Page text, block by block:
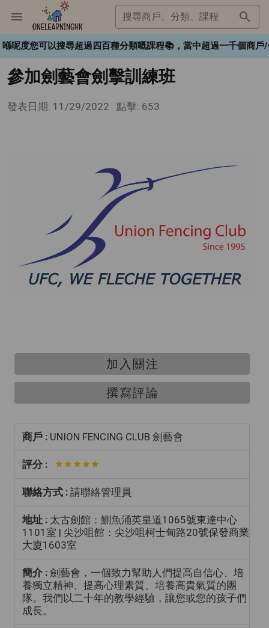
搜尋商戶、分類、課程
您可以搜尋超過四百種分類嘅課程📚，當中超過一千個商戶/
參加劍藝會劍擊訓練班
發表日期: 11/29/2022 點擊: 653
加入關注
撰寫評論
商戶 : UNION FENCING CLUB 劍藝會
評分 :
聯絡方式 : 請聯絡管理員
地址 : 太古劍館：鰂魚涌英皇道1065號東達中心
1101室 | 尖沙咀館：尖沙咀柯士甸路20號保發商業
大廈1603室
簡介 : 劍藝會，一個致力幫助人們提高自信心、培
養獨立精神、提高心理素質、培養高貴氣質的團
隊。我們以二十年的教學經驗，讓您或您的孩子們
成長。